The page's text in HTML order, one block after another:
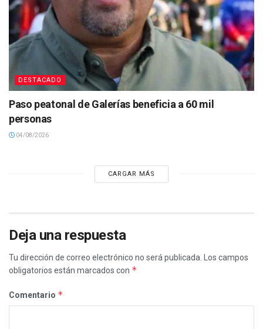
DESTACADO
Paso peatonal de Galerías beneficia a 60 mil
personas
04/08/2026
CARGAR MÁS
Deja una respuesta
Tu dirección de correo electrónico no será publicada.
Los campos
obligatorios están marcados con *
Comentario *